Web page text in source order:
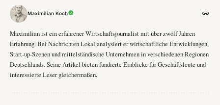
Maximilian Koch
Maximilian ist ein erfahrener Wirtschaftsjournalist mit über zwölf Jahren
Erfahrung. Bei Nachrichten Lokal analysiert er wirtschaftliche Entwicklungen,
Start-up-Szenen und mittelständische Unternehmen in verschiedenen Regionen
Deutschlands. Seine Artikel bieten fundierte Einblicke für Geschäftsleute und
interessierte Leser gleichermaßen.